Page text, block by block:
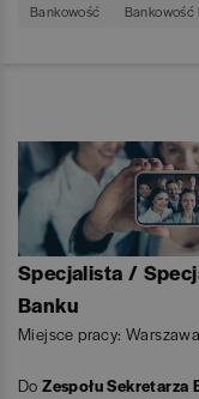
Bankowość Bankowość
Specjalista /
Banku
Miejsce pracy: Warszawa
DoZespołu Sekretarza